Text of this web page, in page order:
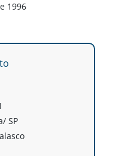
1996
SP